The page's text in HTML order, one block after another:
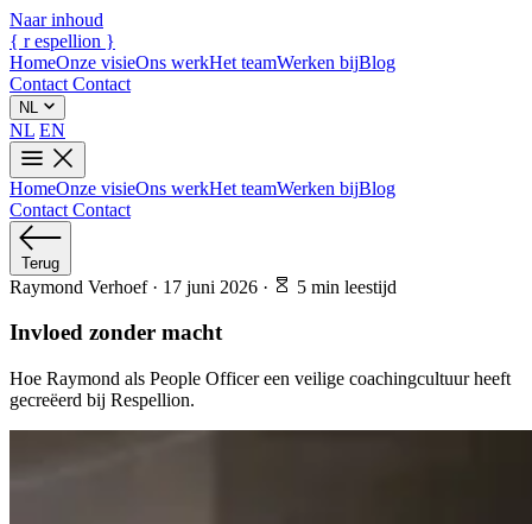
Naar inhoud
{ r espellion }
HomeOnze visieOns werkHet teamWerken bijBlog
Contact Contact
NL
NL EN
HomeOnze visieOns werkHet teamWerken bijBlog
Contact Contact
Terug
Raymond Verhoef · 17 juni 2026 · 5 min leestijd
Invloed zonder macht
Hoe Raymond als People Officer een veilige coachingcultuur heeft
gecreëerd bij Respellion.